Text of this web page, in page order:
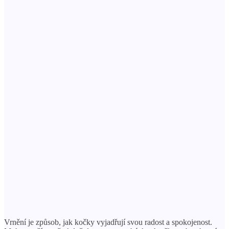
Vrnění je způsob, jak kočky vyjadřují svou radost a spokojenost.